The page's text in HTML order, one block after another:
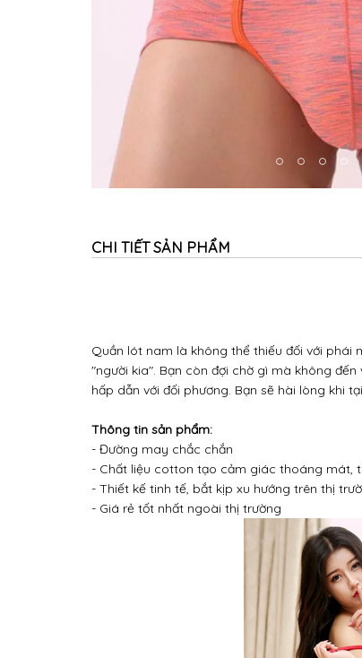
CHI TIẾT SẢN PHẨM
Quần lót nam là không thể thiếu đối với phái
"người kia". Bạn còn đợi chờ gì mà không đến
hấp dẫn với đối phương. Bạn sẽ hài lòng khi
Thông tin sản phẩm:
- Đường may chắc chắn
- Chất liệu cotton tạo cảm giác thoáng mát,
- Thiết kế tinh tế, bắt kịp xu hướng trên thị
- Giá rẻ tốt nhất ngoài thị trường